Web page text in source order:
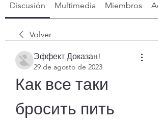
Discusión Multimedia Miembros
Volver
Эффект Доказан!
29 de agosto de 2023
Как все таки
бросить пить